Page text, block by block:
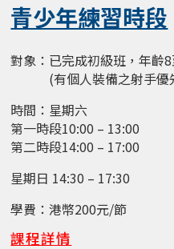
青少年練習時段
對象：已完成初級班，年齡8
(有個人裝備之射手優
時間：星期六
第一時段10:00 – 13:00
第二時段14:00 – 17:00
星期日 14:30 – 17:30
學費：港幣200元/節
課程詳情